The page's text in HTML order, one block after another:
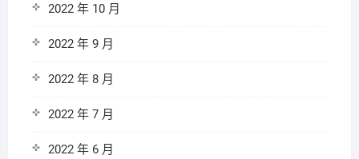
2022 年 10 月
2022 年 9 月
2022 年 8 月
2022 年 7 月
2022 年 6 月